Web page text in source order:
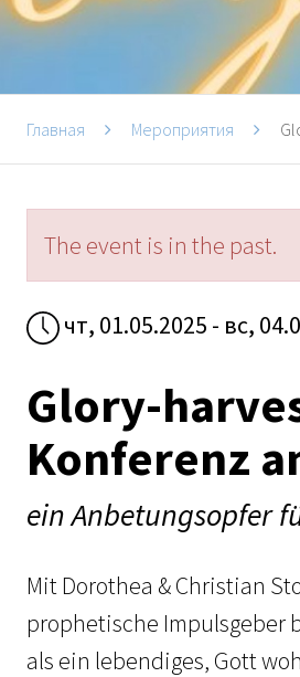
Главная Мероприятия
The event is in the past.
чт, 01.05.2025 - вс,
Glory-
Konferenz
ein Anbetungsopfer
Mit Dorothea & Christian
prophetische Impulsgeber
als ein lebendiges, Gott